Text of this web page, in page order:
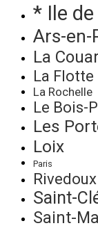
* Ile de
Ars-en-
La
La Flotte
La Rochelle
Le Bois-
Les
Loix
Paris
Rivedoux
Saint-
Saint-